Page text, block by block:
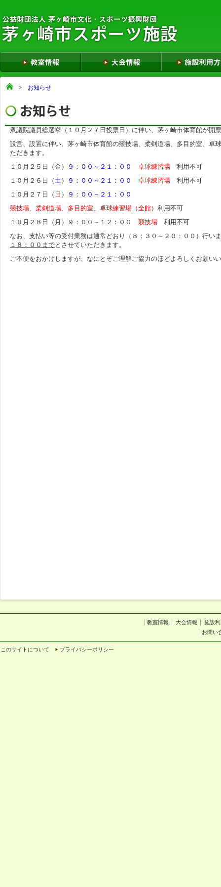
お知らせ
衆議院議員総選挙（１０月２７日投票日）に伴い、茅ヶ崎市体育館が開
設営、設置に伴い、茅ヶ崎市体育館の競技場、柔剣道場、多目的室、卓
ただきます。
１０月２５日（金）
９：００～２１：００ 卓球練習場 利用不可
１０月２６日（土） ９：００～２１：００ 卓球練習場 利用不可
１０月２７日（ 日 ）
９：００～２１：００
競技場、柔剣道場、多目的室、卓球練習場（全館） 利用不可
１０月２８日（月）９：００～１２：００ 競技場 利用不可
なお、支払い等の受付業務は通常どおり（８：３０～２０：００）行い
１８：００までとさせていただきます。
ご不便をおかけしますが、なにとぞご理解ご協力のほどよろしくお願い
教室情報 大会情報
施設
お問い
このサイトについて プライバシーポリシー